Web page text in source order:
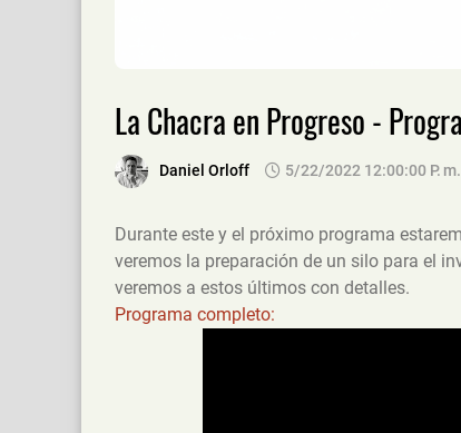
La Chacra en Progreso -
Daniel Orloff 5/22/2022 12:00:00 P. M.
Durante este y el próximo programa
veremos la preparación de un silo para el
veremos a estos últimos con detalles.
Programa completo: